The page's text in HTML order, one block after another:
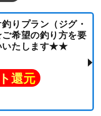
りプラン（ジグ・
希望の釣り方を要
いたします★★
還元